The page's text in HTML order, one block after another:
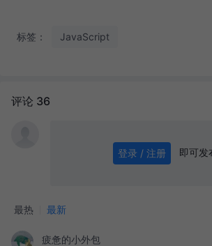
标签： JavaScript
评论 36
登录 / 注册 即可发
最热 最新
疲惫的小外包